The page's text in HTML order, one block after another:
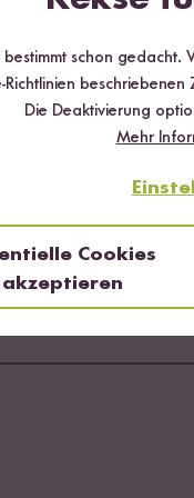
mit den
am besten über Nacht
ist, kann man
und zum
geben.
bestimmt schon gedacht.
Richtlinien
Die Deaktivierung
Mehr
Cookies
akzeptieren